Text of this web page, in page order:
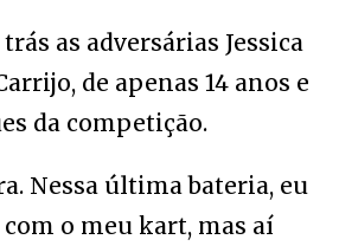
as adversárias Jessica
de apenas 14 anos e
da competição.
Nessa última bateria, eu
o meu kart, mas aí